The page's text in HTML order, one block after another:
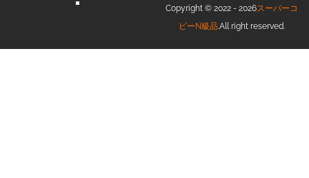
Copyright © 2022 - 2026スーパーコ
ピーN級品.All right reserved.